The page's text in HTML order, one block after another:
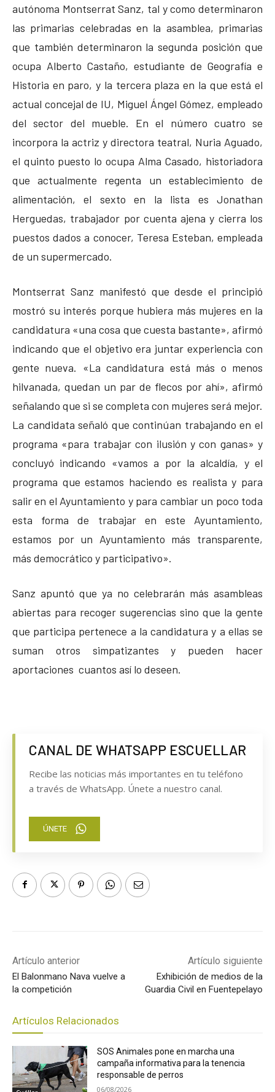
autónoma Montserrat Sanz, tal y como determinaron
las primarias celebradas en la asamblea, primarias
que también determinaron la segunda posición que
ocupa Alberto Castaño, estudiante de Geografía e
Historia en paro, y la tercera plaza en la que está el
actual concejal de IU, Miguel Ángel Gómez, empleado
del sector del mueble. En el número cuatro se
incorpora la actriz y directora teatral, Nuria Aguado,
el quinto puesto lo ocupa Alma Casado, historiadora
que actualmente regenta un establecimiento de
alimentación, el sexto en la lista es Jonathan
Herguedas, trabajador por cuenta ajena y cierra los
puestos dados a conocer, Teresa Esteban, empleada
de un supermercado.
Montserrat Sanz manifestó que desde el principió
mostró su interés porque hubiera más mujeres en la
candidatura «una cosa que cuesta bastante», afirmó
indicando que el objetivo era juntar experiencia con
gente nueva. «La candidatura está más o menos
hilvanada, quedan un par de flecos por ahí», afirmó
señalando que si se completa con mujeres será mejor.
La candidata señaló que continúan trabajando en el
programa «para trabajar con ilusión y con ganas» y
concluyó indicando «vamos a por la alcaldía, y el
programa que estamos haciendo es realista y para
salir en el Ayuntamiento y para cambiar un poco toda
esta forma de trabajar en este Ayuntamiento,
estamos por un Ayuntamiento más transparente,
más democrático y participativo».
Sanz apuntó que ya no celebrarán más asambleas
abiertas para recoger sugerencias sino que la gente
que participa pertenece a la candidatura y a ellas se
suman otros simpatizantes y pueden hacer
aportaciones cuantos así lo deseen.
CANAL DE WHATSAPP ESCUELLAR
Recibe las noticias más importantes en tu teléfono
a través de WhatsApp. Únete a nuestro canal.
ÚNETE
Artículo anterior
El Balonmano Nava vuelve a
la competición
Artículo siguiente
Exhibición de medios de la
Guardia Civil en Fuentepelayo
Artículos Relacionados
SOS Animales pone en marcha una
campaña informativa para la tenencia
responsable de perros
06/08/2026